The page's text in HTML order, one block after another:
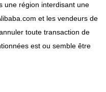
une région interdisant une
et les vendeurs de
toute transaction de
est ou semble être